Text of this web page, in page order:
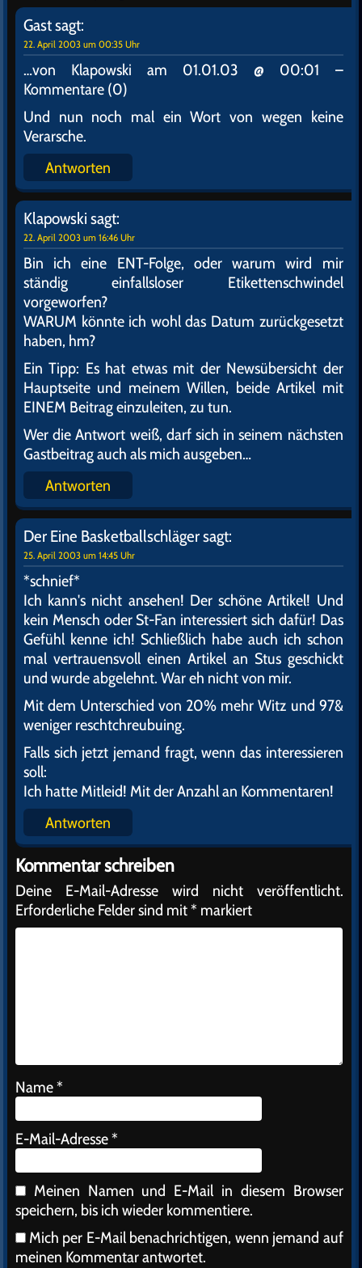
Gastsagt:
22. April 2003 um 00:35 Uhr
…von Klapowski am 01.01.03 @ 00:01 –
Kommentare (0)
Und nun noch mal ein Wort von wegen keine
Verarsche.
Antworten
Klapowski sagt:
22. April 2003 um 16:46 Uhr
Bin ich eine ENT-Folge, oder warum wird mir
ständig einfallsloser Etikettenschwindel
vorgeworfen?
WARUM könnte ich wohl das Datum zurückgesetzt
haben, hm?
Ein Tipp: Es hat etwas mit der Newsübersicht der
Hauptseite und meinem Willen, beide Artikel mit
EINEM Beitrag einzuleiten, zu tun.
Wer die Antwort weiß, darf sich in seinem nächsten
Gastbeitrag auch als mich ausgeben…
Antworten
Der Eine Basketballschlägersagt:
25. April 2003 um 14:45 Uhr
*schnief*
Ich kann's nicht ansehen! Der schöne Artikel! Und
kein Mensch oder St-Fan interessiert sich dafür! Das
Gefühl kenne ich! Schließlich habe auch ich schon
mal vertrauensvoll einen Artikel an Stus geschickt
und wurde abgelehnt. War eh nicht von mir.
Mit dem Unterschied von 20% mehr Witz und 97&
weniger reschtchreubuing.
Falls sich jetzt jemand fragt, wenn das interessieren
soll:
Ich hatte Mitleid! Mit der Anzahl an Kommentaren!
Antworten
Kommentar schreiben
Deine E-Mail-Adresse wird nicht veröffentlicht.
Erforderliche Felder sind mit* markiert
Name*
E-Mail-Adresse*
Meinen Namen und E-Mail in diesem Browser
speichern, bis ich wieder kommentiere.
Mich per E-Mail benachrichtigen, wenn jemand auf
meinen Kommentar antwortet.